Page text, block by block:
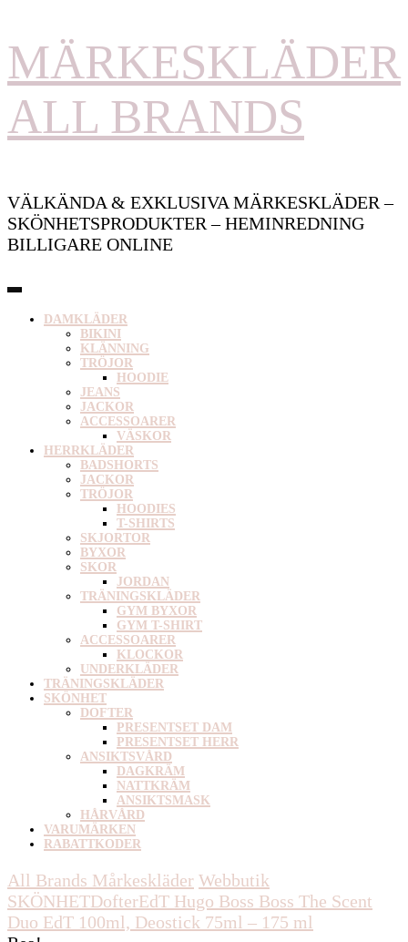
MÄRKESKLÄDER
ALL BRANDS
VÄLKÄNDA & EXKLUSIVA MÄRKESKLÄDER –
SKÖNHETSPRODUKTER – HEMINREDNING
BILLIGARE ONLINE
DAMKLÄDER
BIKINI
KLÄNNING
TRÖJOR
HOODIE
JEANS
JACKOR
ACCESSOARER
VÄSKOR
HERRKLÄDER
BADSHORTS
JACKOR
TRÖJOR
HOODIES
T-SHIRTS
SKJORTOR
BYXOR
SKOR
JORDAN
TRÄNINGSKLÄDER
GYM BYXOR
GYM T-SHIRT
ACCESSOARER
KLOCKOR
UNDERKLÄDER
TRÄNINGSKLÄDER
SKÖNHET
DOFTER
PRESENTSET DAM
PRESENTSET HERR
ANSIKTSVÅRD
DAGKRÄM
NATTKRÄM
ANSIKTSMASK
HÅRVÅRD
VARUMÄRKEN
RABATTKODER
All Brands Mårkeskläder Webbutik
SKÖNHETDofterEdT Hugo Boss Boss The Scent
Duo EdT 100ml, Deostick 75ml – 175 ml